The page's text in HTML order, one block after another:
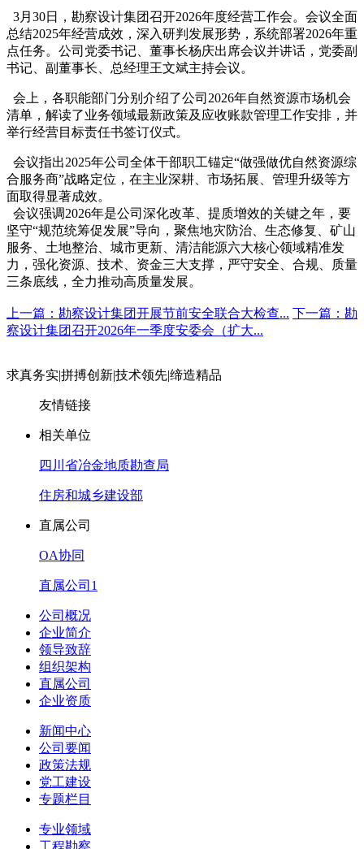
3月30日，勘察设计集团召开2026年度经营工作会。会议全面
总结2025年经营成效，深入研判发展形势，系统部署2026年重
点任务。公司党委书记、董事长杨庆出席会议并讲话，党委副
书记、副董事长、总经理王文斌主持会议。
会上，各职能部门分别介绍了公司2026年自然资源市场机会
清单，解读了业务领域最新政策及应收账款管理工作安排，并
举行经营目标责任书签订仪式。
会议指出2025年公司全体干部职工锚定“做强做优自然资源综
合服务商”战略定位，在主业深耕、市场拓展、管理升级等方
面取得显著成效。
会议强调2026年是公司深化改革、提质增效的关键之年，要
坚守“规范统筹促发展”导向， 聚焦地灾防治、生态修复、矿山
服务、土地整治、城市更新、清洁能源六大核心领域精准发
力 ，强化资源、技术、资金三大支撑，严守安全、合规、质量
三条底线，全力推动高质量发展。
上一篇：勘察设计集团开展节前安全联合大检查... 下一篇：勘
察设计集团召开2026年一季度安委会（扩大...
求真务实|拼搏创新|技术领先|缔造精品
友情链接
相关单位
四川省冶金地质勘查局
住房和城乡建设部
直属公司
OA协同
直属公司1
公司概况
企业简介
领导致辞
组织架构
直属公司
企业资质
新闻中心
公司要闻
政策法规
党工建设
专题栏目
专业领域
工程勘察